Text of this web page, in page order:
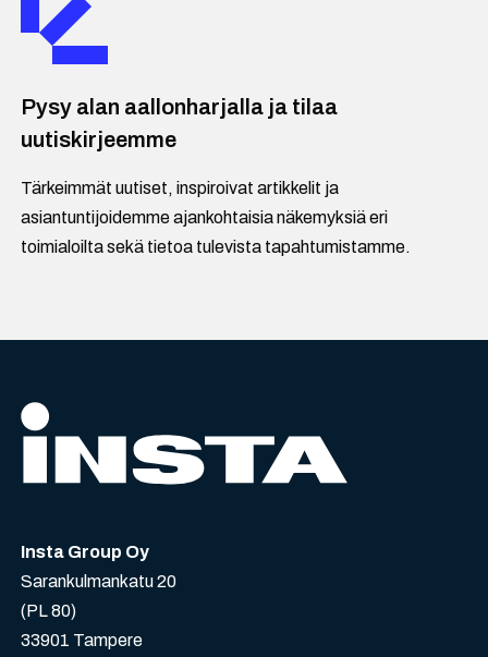
Pysy alan aallonharjalla ja tilaa
uutiskirjeemme
Tärkeimmät uutiset, inspiroivat artikkelit ja
asiantuntijoidemme ajankohtaisia näkemyksiä eri
toimialoilta sekä tietoa tulevista tapahtumistamme.
Insta Group Oy
Sarankulmankatu 20
(PL 80)
33901 Tampere